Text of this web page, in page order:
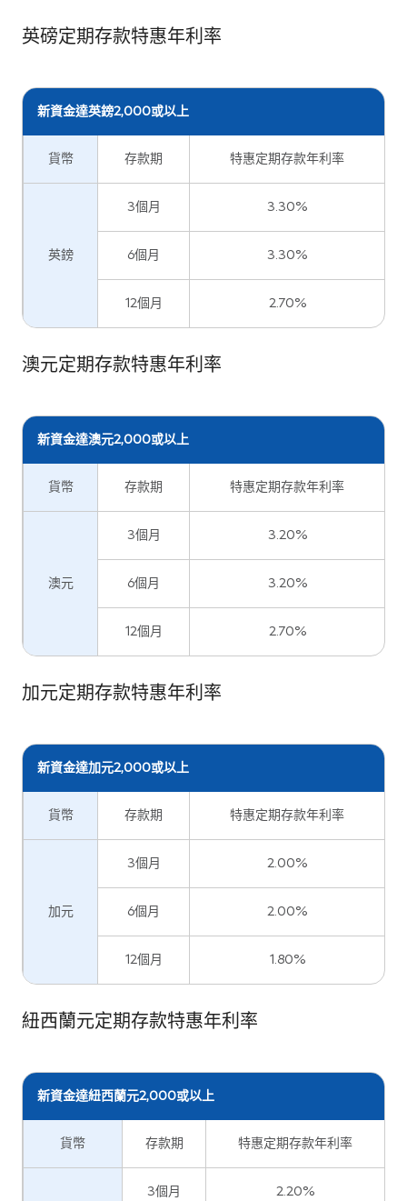
英磅定期存款特惠年利率
新資金達英鎊2,000或以上
貨幣 存款期 特惠定期存款年利率
英鎊
3個月 3.30%
6個月 3.30%
12個月 2.70%
澳元定期存款特惠年利率
新資金達澳元2,000或以上
貨幣 存款期 特惠定期存款年利率
澳元
3個月 3.20%
6個月 3.20%
12個月 2.70%
加元定期存款特惠年利率
新資金達加元2,000或以上
貨幣 存款期 特惠定期存款年利率
加元
3個月 2.00%
6個月 2.00%
12個月 1.80%
紐西蘭元定期存款特惠年利率
新資金達紐西蘭元2,000或以上
貨幣 存款期 特惠定期存款年利率
3個月 2.20%